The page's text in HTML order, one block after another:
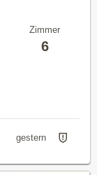
Zimmer
6
gestern